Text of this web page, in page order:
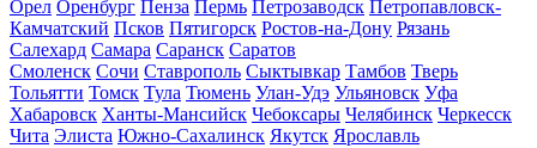
Орел Оренбург Пенза Пермь Петрозаводск Петропавловск-
Камчатский Псков Пятигорск Ростов-на-Дону Рязань
Салехард Самара Саранск Саратов
Смоленск Сочи Ставрополь Сыктывкар Тамбов Тверь
Тольятти Томск Тула Тюмень Улан-Удэ Ульяновск Уфа
Хабаровск Ханты-Мансийск Чебоксары Челябинск Черкесск
Чита Элиста Южно-Сахалинск Якутск Ярославль